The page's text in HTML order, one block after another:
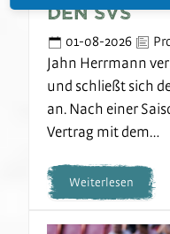
den SVS
01-08-2026
Jahn Herrmann
und schließt sich
an. Nach einer
Vertrag mit dem…
Weiterlesen